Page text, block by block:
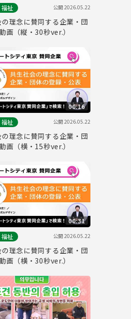
祉
公開2026.05.22
理念に賛同する企業・団
画（縦・30秒ver.）
00:16
祉
公開2026.05.22
理念に賛同する企業・団
画（横・15秒ver.）
00:31
祉
公開2026.05.22
理念に賛同する企業・団
画（横・30秒ver.）